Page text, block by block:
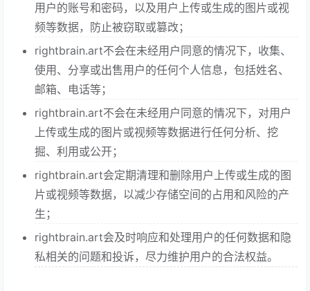
用户的账号和密码，以及用户上传或生成的图片或视
频等数据，防止被窃取或篡改；
rightbrain.art不会在未经用户同意的情况下，收集、
使用、分享或出售用户的任何个人信息，包括姓名、
邮箱、电话等；
rightbrain.art不会在未经用户同意的情况下，对用户
上传或生成的图片或视频等数据进行任何分析、挖
掘、利用或公开；
rightbrain.art会定期清理和删除用户上传或生成的图
片或视频等数据，以减少存储空间的占用和风险的产
生；
rightbrain.art会及时响应和处理用户的任何数据和隐
私相关的问题和投诉，尽力维护用户的合法权益。